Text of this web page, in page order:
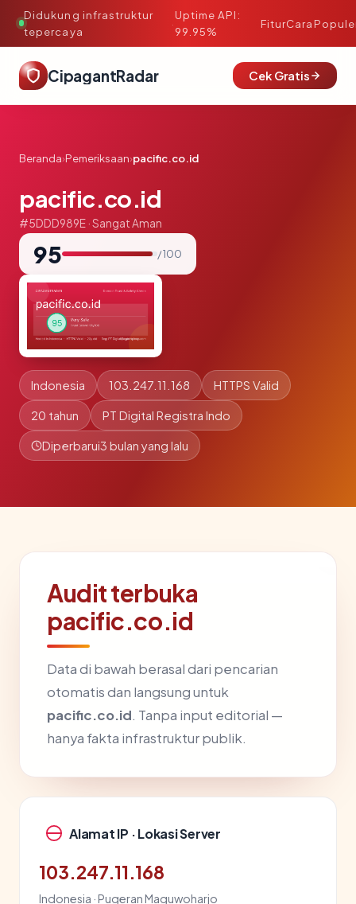
Didukung infrastruktur
tepercaya
·
Uptime API:
99.95%
FiturCara
CipagantRadar Cek Gratis
Beranda›Pemeriksaan›pacific.co.id
pacific.co.id
#5DDD989E · Sangat Aman
95 / 100
Indonesia 103.247.11.168 HTTPS Valid
20 tahun PT Digital Registra Indo
Diperbarui3 bulan yang lalu
Audit terbuka
pacific.co.id
Data di bawah berasal dari pencarian
otomatis dan langsung untuk
pacific.co.id. Tanpa input editorial —
hanya fakta infrastruktur publik.
Alamat IP · Lokasi Server
103.247.11.168
Indonesia · Pugeran Maguwoharjo